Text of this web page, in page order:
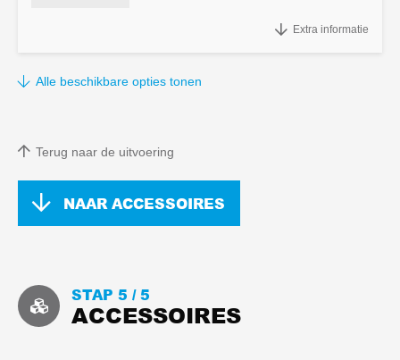
Extra informatie
Alle beschikbare opties tonen
Terug naar de uitvoering
NAAR ACCESSOIRES
ACCESSOIRES
STAP 5 / 5